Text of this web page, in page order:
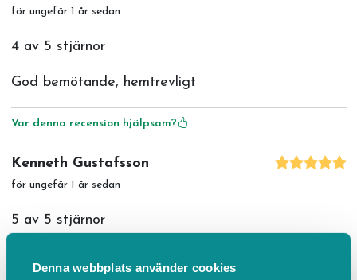
Denna webbplats använder cookies
för ungefär 1 år sedan
4 av 5 stjärnor
God bemötande, hemtrevligt
Var denna recension hjälpsam?
Kenneth Gustafsson
för ungefär 1 år sedan
5 av 5 stjärnor